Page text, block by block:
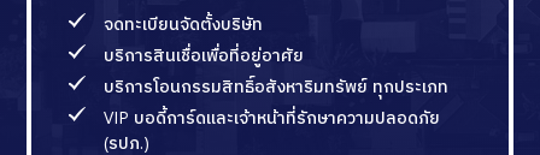
จดทะเบียนจัดตั้งบริษัท
บริการสินเชื่อเพื่อที่อยู่อาศัย
บริการโอนกรรมสิทธิ์อสังหาริมทรัพย์ ทุกประเภท
VIP บอดี้การ์ดและเจ้าหน้าที่รักษาความปลอดภัย
(รปภ.)